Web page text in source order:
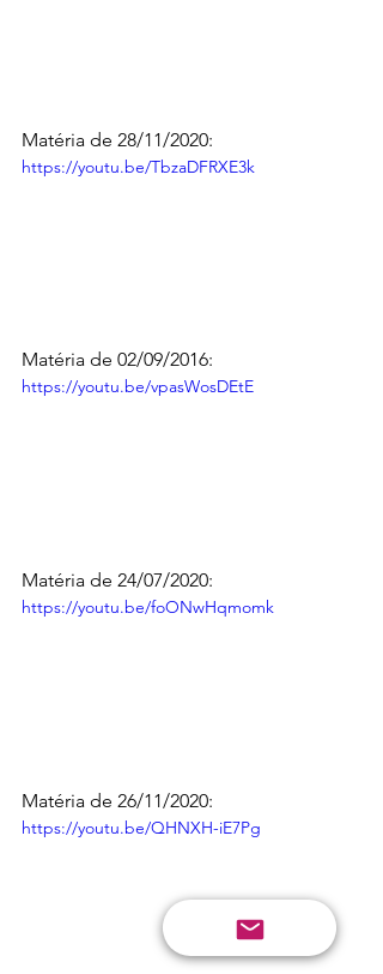
Matéria de 28/11/2020:
https://youtu.be/TbzaDFRXE3k
Matéria de 02/09/2016:
https://youtu.be/vpasWosDEtE
Matéria de 24/07/2020:
https://youtu.be/foONwHqmomk
Matéria de 26/11/2020:
https://youtu.be/QHNXH-iE7Pg